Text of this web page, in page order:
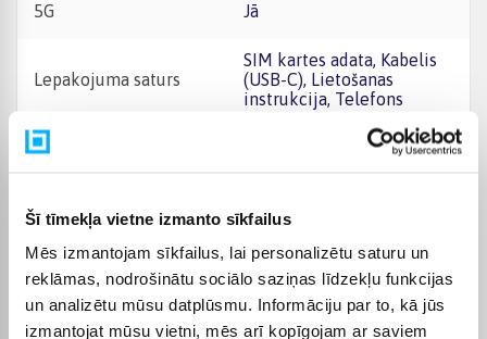
Šī tīmekļa vietne izmanto sīkfailus
Mēs izmantojam sīkfailus, lai personalizētu saturu un
reklāmas, nodrošinātu sociālo saziņas līdzekļu funkcijas
un analizētu mūsu datplūsmu. Informāciju par to, kā jūs
izmantojat mūsu vietni, mēs arī kopīgojam ar saviem
5G Jā
Lepakojuma saturs
SIM kartes adata, Kabelis
(USB-C), Lietošanas
instrukcija, Telefons
Ekrāna diagonāle, "
Komplektēšanas valsts Ķīna
Operētājsistēma iOS